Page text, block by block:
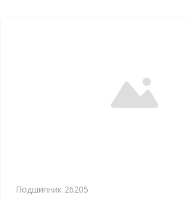
Подшипник 26205